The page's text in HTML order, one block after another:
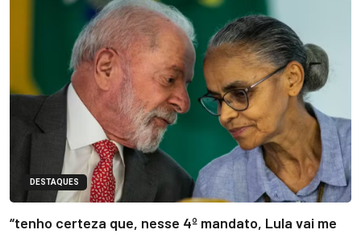
DESTAQUES
“tenho certeza que, nesse 4º mandato, Lula vai me